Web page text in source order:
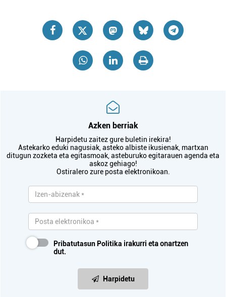
Azken berriak
Harpidetu zaitez gure buletin irekira!
Astekarko eduki nagusiak, asteko albiste ikusienak, martxan
ditugun zozketa eta egitasmoak, asteburuko egitarauen agenda eta
askoz gehiago!
Ostiralero zure posta elektronikoan.
Pribatutasun Politika irakurri eta onartzen
dut.
Harpidetu